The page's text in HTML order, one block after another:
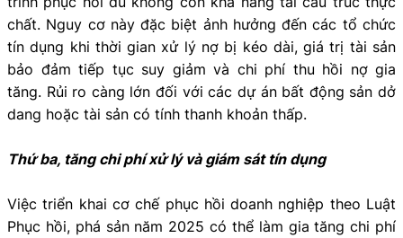
chất. Nguy cơ này đặc biệt ảnh hưởng đến các tổ chức
tín dụng khi thời gian xử lý nợ bị kéo dài, giá trị tài sản
bảo đảm tiếp tục suy giảm và chi phí thu hồi nợ gia
tăng. Rủi ro càng lớn đối với các dự án bất động sản dở
dang hoặc tài sản có tính thanh khoản thấp.
Thứ ba, tăng chi phí xử lý và giám sát tín dụng
Việc triển khai cơ chế phục hồi doanh nghiệp theo Luật
Phục hồi, phá sản năm 2025 có thể làm gia tăng chi phí